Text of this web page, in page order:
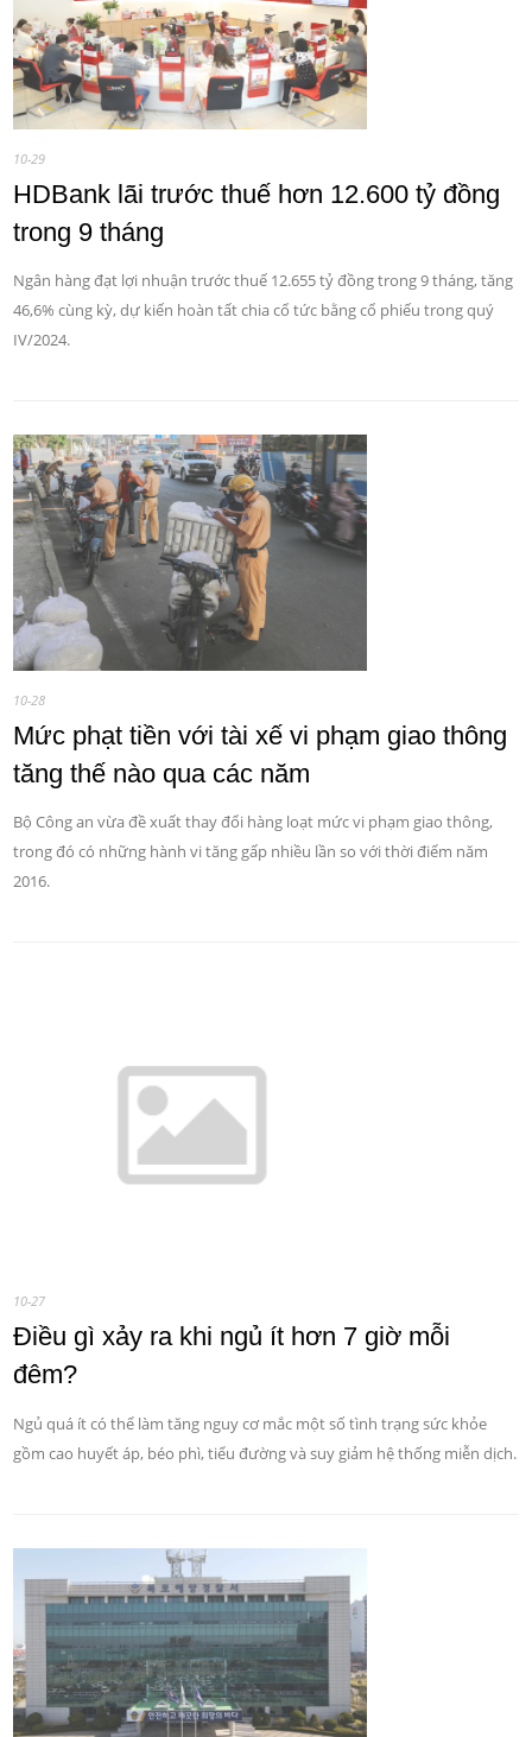
10-29
HDBank lãi trước thuế hơn 12.600 tỷ đồng
trong 9 tháng
Ngân hàng đạt lợi nhuận trước thuế 12.655 tỷ đồng trong 9 tháng, tăng
46,6% cùng kỳ, dự kiến hoàn tất chia cổ tức bằng cổ phiếu trong quý
IV/2024.
10-28
Mức phạt tiền với tài xế vi phạm giao thông
tăng thế nào qua các năm
Bộ Công an vừa đề xuất thay đổi hàng loạt mức vi phạm giao thông,
trong đó có những hành vi tăng gấp nhiều lần so với thời điểm năm
2016.
10-27
Điều gì xảy ra khi ngủ ít hơn 7 giờ mỗi
đêm?
Ngủ quá ít có thể làm tăng nguy cơ mắc một số tình trạng sức khỏe
gồm cao huyết áp, béo phì, tiểu đường và suy giảm hệ thống miễn dịch.